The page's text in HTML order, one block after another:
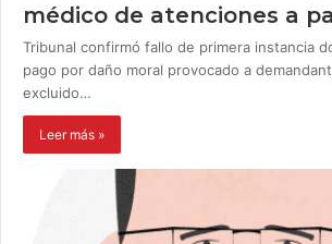
médico de atenciones a
Tribunal confirmó fallo de primera instancia
pago por daño moral provocado a
excluido…
Leer más »